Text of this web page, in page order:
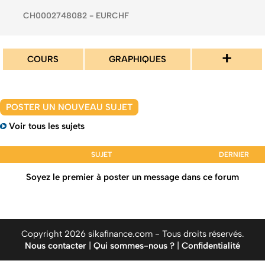
CH0002748082 - EURCHF
COURS GRAPHIQUES +
POSTER UN NOUVEAU SUJET
Voir tous les sujets
SUJET DERNIER
Soyez le premier à poster un message dans ce forum
Copyright 2026 sikafinance.com - Tous droits réservés.
Nous contacter
Qui sommes-nous ? Confidentialité